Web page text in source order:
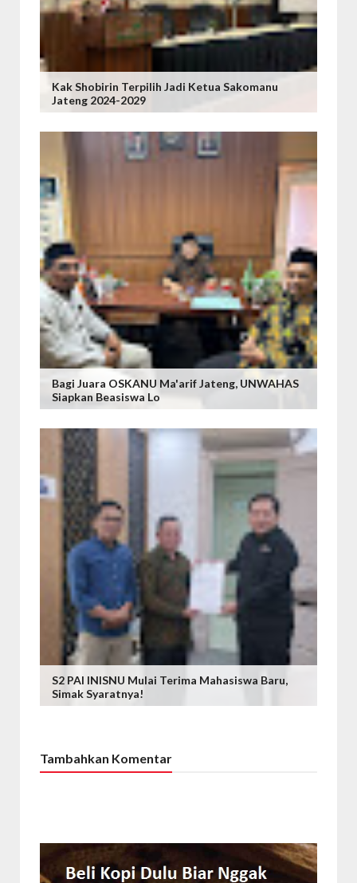
Kak Shobirin Terpilih Jadi Ketua Sakomanu
Jateng 2024-2029
Bagi Juara OSKANU Ma'arif Jateng, UNWAHAS
Siapkan Beasiswa Lo
S2 PAI INISNU Mulai Terima Mahasiswa Baru,
Simak Syaratnya!
Tambahkan Komentar